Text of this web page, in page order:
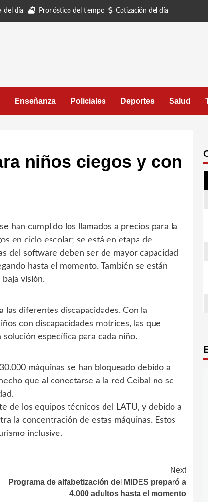
del día Pronóstico del tiempo Cotización del día
Enseñanza Policiales Deportes Salud
niños ciegos y con
han cumplido los llamados a precios para la
en ciclo escolar; se está en etapa de
del software deben ser de mayor capacidad
hasta el momento. También se están
visión.
las diferentes discapacidades. Con la
con discapacidades motrices, las que
específica para cada niño.
máquinas se han bloqueado debido a
que al conectarse a la red Ceibal no se
de los equipos técnicos del LATU, y debido a
la concentración de estas máquinas. Estos
inclusive.
Next
Programa de alfabetización del MIDES preparó a
4.000 adultos hasta el momento